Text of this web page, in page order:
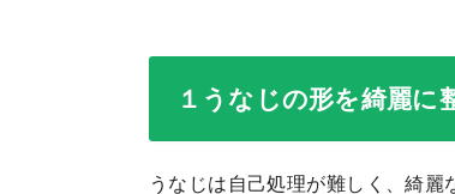
１うなじの形を綺麗に
うなじは自己処理が難しく、綺麗